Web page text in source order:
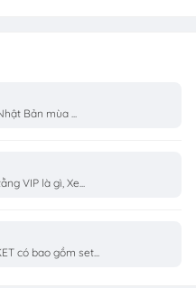
Bản mùa ...
VIP là gì, Xe...
có bao gồm set...